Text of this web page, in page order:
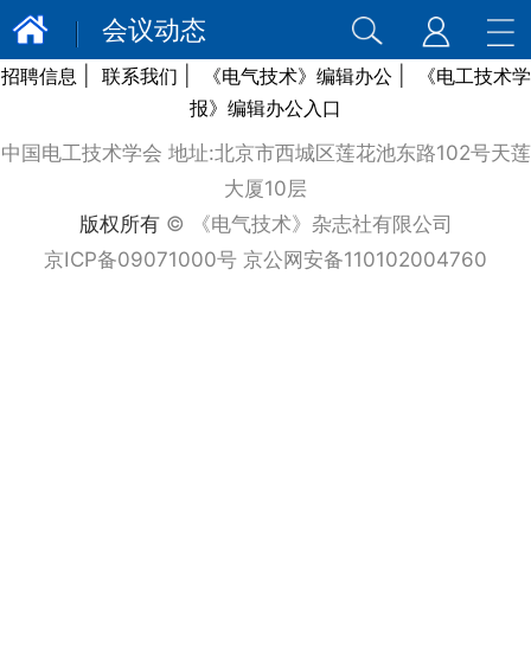
会议动态
招聘信息 联系我们 《电气技术》编辑办公|
《电工技术学
报》编辑办公入口
中国电工技术学会 地址:北京市西城区莲花池东路102号天莲
大厦10层
版权所有© 《电气技术》杂志社有限公司
京ICP备09071000号 京公网安备110102004760